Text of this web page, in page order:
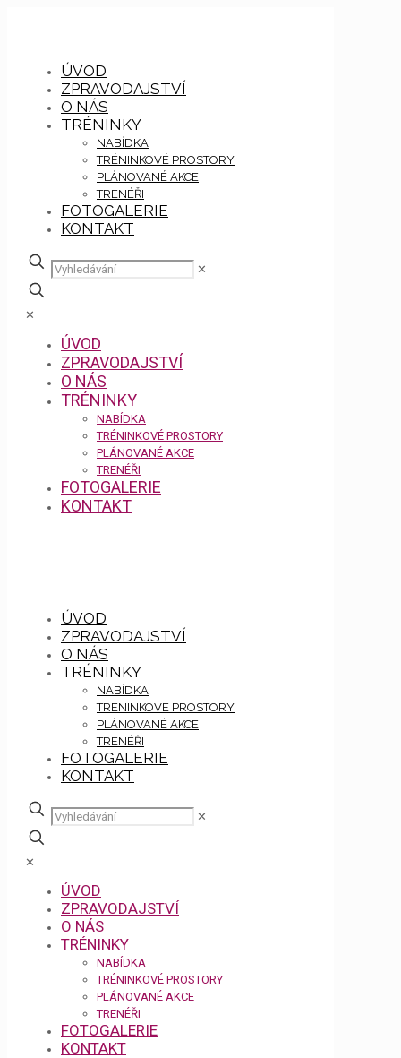
ÚVOD
ZPRAVODAJSTVÍ
O NÁS
TRÉNINKY
NABÍDKA
TRÉNINKOVÉ PROSTORY
PLÁNOVANÉ AKCE
TRENÉŘI
FOTOGALERIE
KONTAKT
✕
✕
ÚVOD
ZPRAVODAJSTVÍ
O NÁS
TRÉNINKY
NABÍDKA
TRÉNINKOVÉ PROSTORY
PLÁNOVANÉ AKCE
TRENÉŘI
FOTOGALERIE
KONTAKT
ÚVOD
ZPRAVODAJSTVÍ
O NÁS
TRÉNINKY
NABÍDKA
TRÉNINKOVÉ PROSTORY
PLÁNOVANÉ AKCE
TRENÉŘI
FOTOGALERIE
KONTAKT
✕
✕
ÚVOD
ZPRAVODAJSTVÍ
O NÁS
TRÉNINKY
NABÍDKA
TRÉNINKOVÉ PROSTORY
PLÁNOVANÉ AKCE
TRENÉŘI
FOTOGALERIE
KONTAKT